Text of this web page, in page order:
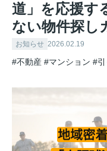
道」を応援す
ない物件探し
お知らせ 2026.02.19
#不動産 #マンション #引